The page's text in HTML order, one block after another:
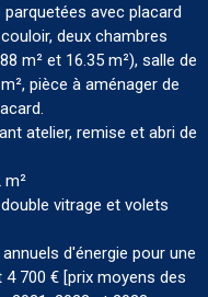
avec placard
deux chambres
m² et 16.35 m²), salle de
pièce à aménager de
atelier, remise et abri de
m²
vitrage et volets
annuels d'énergie pour une
700 € [prix moyens des